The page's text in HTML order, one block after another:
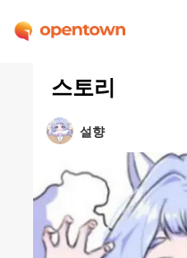
스토리
설향